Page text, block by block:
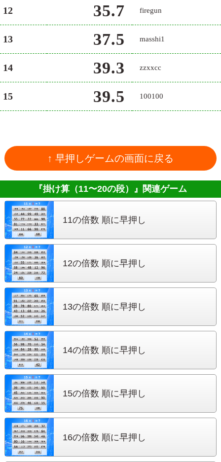
12 35.7 firegun
13 37.5 masshi1
14 39.3 zzxxcc
15 39.5 100100
↑ 早押しゲームの画面に戻る
『掛け算（11〜20の段）』 関連ゲーム
11の倍数 順に早押し
12の倍数 順に早押し
13の倍数 順に早押し
14の倍数 順に早押し
15の倍数 順に早押し
16の倍数 順に早押し